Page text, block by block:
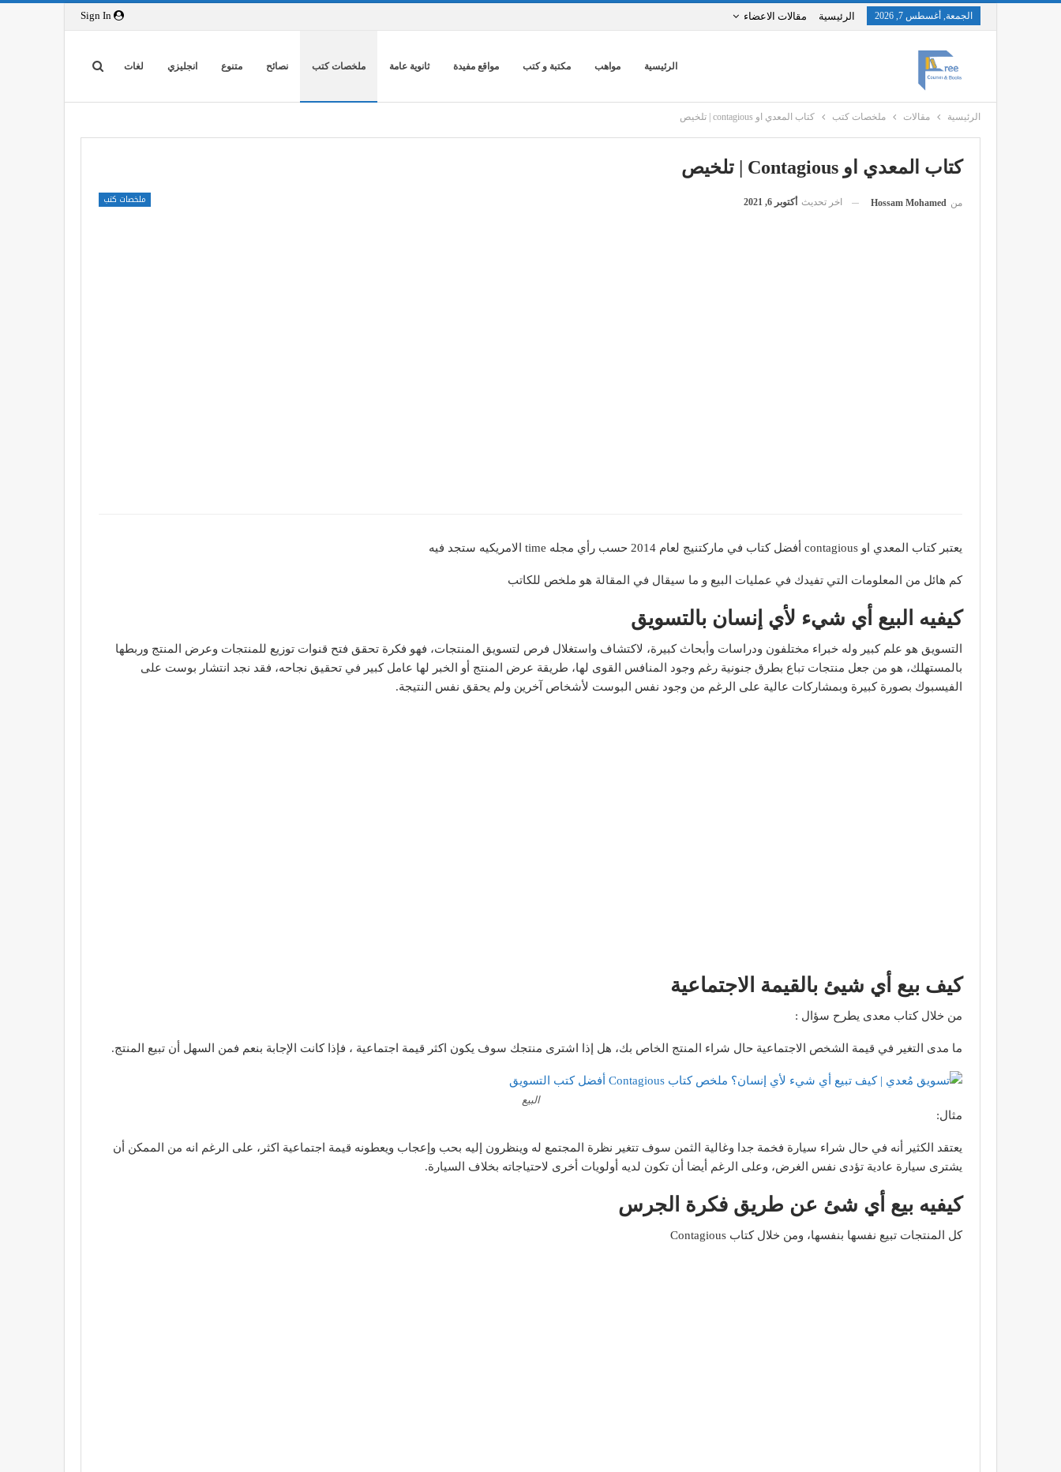
الجمعة, أغسطس 7, 2026 الرئيسية مقالات الاعضاء
الرئيسية مواهب مكتبة و كتب مواقع مفيدة ثانوية عامة ملخصات كتب نصائح متنوع انجليزي لغات
الرئيسية مقالات ملخصات كتب كتاب المعدي او contagious | تلخيص
كتاب المعدي او Contagious | تلخيص
ملخصات كتب من Hossam Mohamed اخر تحديث أكتوبر 6, 2021
يعتبر كتاب المعدي او contagious أفضل كتاب في ماركتنيج لعام 2014 حسب رأي مجله time الامريكيه ستجد فيه
كم هائل من المعلومات التي تفيدك في عمليات البيع و ما سيقال في المقالة هو ملخص للكاتب
كيفيه البيع أي شيء لأي إنسان بالتسويق
التسويق هو علم كبير وله خبراء مختلفون ودراسات وأبحاث كبيرة، لاكتشاف واستغلال فرص لتسويق المنتجات، فهو فكرة تحقق فتح قنوات توزيع للمنتجات وعرض المنتج وربطها
بالمستهلك، هو من جعل منتجات تباع بطرق جنونية رغم وجود المنافس القوى لها، طريقة عرض المنتج أو الخبر لها عامل كبير في تحقيق نجاحه، فقد نجد انتشار بوست على
الفيسبوك بصورة كبيرة وبمشاركات عالية على الرغم من وجود نفس البوست لأشخاص آخرين ولم يحقق نفس النتيجة.
كيف بيع أي شيئ بالقيمة الاجتماعية
من خلال كتاب معدى يطرح سؤال :
ما مدى التغير في قيمة الشخص الاجتماعية حال شراء المنتج الخاص بك، هل إذا اشترى منتجك سوف يكون اكثر قيمة اجتماعية ، فإذا كانت الإجابة بنعم فمن السهل أن تبيع المنتج.
البيع
مثال:
يعتقد الكثير أنه في حال شراء سيارة فخمة جدا وغالية الثمن سوف تتغير نظرة المجتمع له وينظرون إليه بحب وإعجاب ويعطونه قيمة اجتماعية اكثر، على الرغم انه من الممكن أن
يشترى سيارة عادية تؤدى نفس الغرض، وعلى الرغم أيضا أن تكون لديه أولويات أخرى لاحتياجاته بخلاف السيارة.
كيفيه بيع أي شئ عن طريق فكرة الجرس
كل المنتجات تبيع نفسها بنفسها، ومن خلال كتاب Contagious